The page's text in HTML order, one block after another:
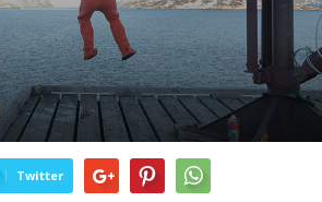
PORTFOLIOS
1607 0
Twitter